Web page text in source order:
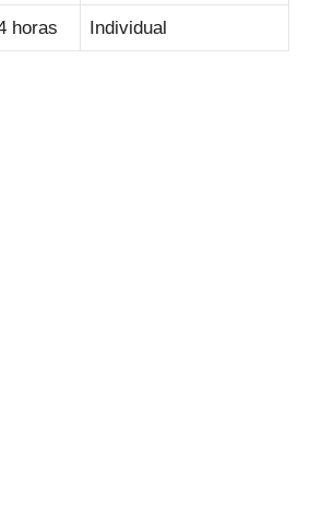
horas Individual